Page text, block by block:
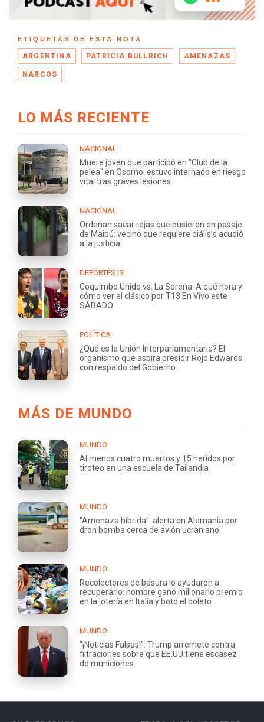
ETIQUETAS DE ESTA NOTA
ARGENTINA PATRICIA BULLRICH AMENAZAS
NARCOS
LO MÁS RECIENTE
NACIONAL
Muere joven que participó en "Club de la
pelea" en Osorno: estuvo internado en riesgo
vital tras graves lesiones
NACIONAL
Ordenan sacar rejas que pusieron en pasaje
de Maipú: vecino que requiere diálisis acudió
a la justicia
DEPORTES13
Coquimbo Unido vs. La Serena: A qué hora y
cómo ver el clásico por T13 En Vivo este
SÁBADO
POLÍTICA
¿Qué es la Unión Interparlamentaria? El
organismo que aspira presidir Rojo Edwards
con respaldo del Gobierno
MÁS DE MUNDO
MUNDO
Al menos cuatro muertos y 15 heridos por
tiroteo en una escuela de Tailandia
MUNDO
"Amenaza híbrida": alerta en Alemania por
dron bomba cerca de avión ucraniano
MUNDO
Recolectores de basura lo ayudaron a
recuperarlo: hombre ganó millonario premio
en la lotería en Italia y botó el boleto
MUNDO
"¡Noticias Falsas!": Trump arremete contra
filtraciones sobre que EE.UU tiene escasez
de municiones